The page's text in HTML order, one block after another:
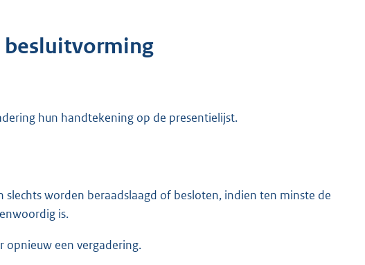
besluitvorming
hun handtekening op de presentielijst.
slechts worden beraadslaagd of besloten, indien ten minste de
is.
opnieuw een vergadering.